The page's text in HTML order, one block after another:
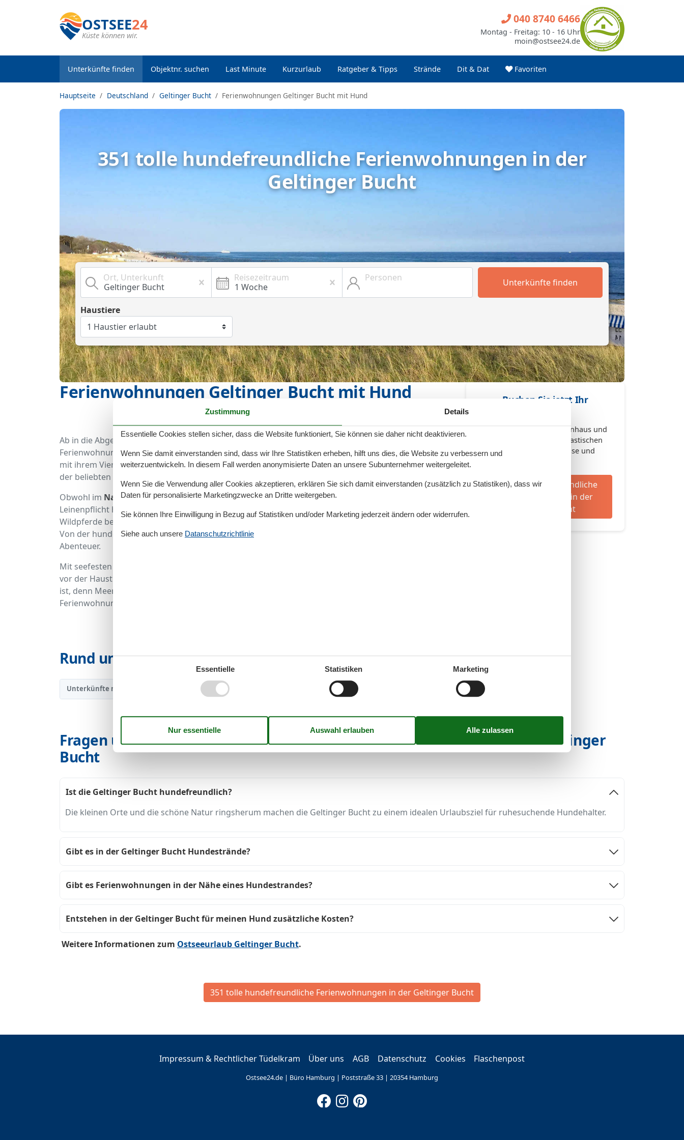
OSTSEE24
Küste können wir.
Unterkünfte finden Objektnr. suchen Last Minute Kurzurlaub Ratgeber & Tipps Strände Dit & Dat Favoriten
040 8740 6466
Montag - Freitag: 10 - 16 Uhr
moin@ostsee24.de
Hauptseite Deutschland Geltinger Bucht Ferienwohnungen Geltinger Bucht mit Hund
351 tolle hundefreundliche Ferienwohnungen in der
Geltinger Bucht
Ort, Unterkunft Reisezeitraum Personen Unterkünfte finden
Haustiere
Ferienwohnungen Geltinger Bucht mit Hund
Ab in die Abgeschiedenheit geht es bei einem Urlaub am Ausgang der Flensburger Förde. Eine
Ferienwohnung in der Geltinger Bucht mit Hund ist das richtige Reiseziel für alle Hundehalter, die
mit ihrem Vierbeiner gernausgiebige Spaziergängeunternehmen. Auch Hunde, denen der Trubel
der beliebten Seebäder zu viel ist, fühlen sich hier wohl.
Obwohl im Naturschutzgebiet Geltinger Birkzum Schutz der einheimischen Tierwelt eine
Leinenpflicht herrscht, ist ein Besuch auf jeden Fall ein Muss. Wo sonst können schon lebende
Wildpferde beobachtet werden? Nicht nur für Pferdefreunde ist das eine einzigartige Erfahrung.
Von der hundefreundlichen Unterkunft in der Geltinger Bucht aus ist es nicht weit zu diesem
Abenteuer.
Mit seefesten Hunden können auch die Segel gesetzt werden, in einem herrlichen Segelrevier direkt
vor der Haustür. Und auch nach den Erlebnissen des Tages vergisst besonders der Städter nie wo er
ist, denn Meeresrauschen, Windheulen oder Vogelzwitschern sind die Geräusche, die in einer
Ferienwohnung mit Hund in der Geltinger Bucht vorrangig zu hören sind.
Buchen Sie jetzt Ihr
Buchen Sie jetzt Ihr Ferienhaus und
genießen Sie einen fantastischen
Urlaub voller Erlebnisse und
351 tolle hundefreundliche
Ferienwohnungen in der
Geltinger Bucht
Fragen und Antworten rund um eine Ferienwohnung mit Hund in der Geltinger
Bucht
Ist die Geltinger Bucht hundefreundlich?
Die kleinen Orte und die schöne Natur ringsherum machen die Geltinger Bucht zu einem idealen Urlaubsziel für ruhesuchende Hundehalter.
Gibt es in der Geltinger Bucht Hundestrände?
Gibt es Ferienwohnungen in der Nähe eines Hundestrandes?
Entstehen in der Geltinger Bucht für meinen Hund zusätzliche Kosten?
Weitere Informationen zum Ostseeurlaub Geltinger Bucht.
351 tolle hundefreundliche Ferienwohnungen in der Geltinger Bucht
Rund um deinen Urlaub an der Ostsee
Unterkünfte nach Region Geltinger Bucht ▾
Impressum & Rechtlicher Tüdelkram Über uns AGB Datenschutz Cookies Flaschenpost
Ostsee24.de | Büro Hamburg | Poststraße 33 | 20354 Hamburg
Zustimmung Details
Essentielle Cookies stellen sicher, dass die Website funktioniert, Sie können sie daher nicht deaktivieren.
Wenn Sie damit einverstanden sind, dass wir Ihre Statistiken erheben, hilft uns dies, die Website zu verbessern und
weiterzuentwickeln. In diesem Fall werden anonymisierte Daten an unsere Subunternehmer weitergeleitet.
Wenn Sie die Verwendung aller Cookies akzeptieren, erklären Sie sich damit einverstanden (zusätzlich zu Statistiken), dass wir
Daten für personalisierte Marketingzwecke an Dritte weitergeben.
Sie können Ihre Einwilligung in Bezug auf Statistiken und/oder Marketing jederzeit ändern oder widerrufen.
Siehe auch unsere Datanschutzrichtlinie
Essentielle Statistiken Marketing